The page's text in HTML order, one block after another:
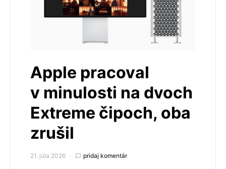
Apple pracoval
v minulosti na dvoch
Extreme čipoch, oba
zrušil
21. júla 2026 pridaj komentár